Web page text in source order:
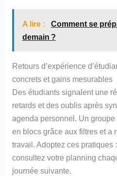
A lire :
Comment se
demain ?
Retours d’expérience
concrets et gains mesurables
Des étudiants signalent une
retards et des oublis après
agenda personnel. Un
en blocs grâce aux filtres et a
travail. Adoptez ces pratiques
consultez votre planning
journée suivante.